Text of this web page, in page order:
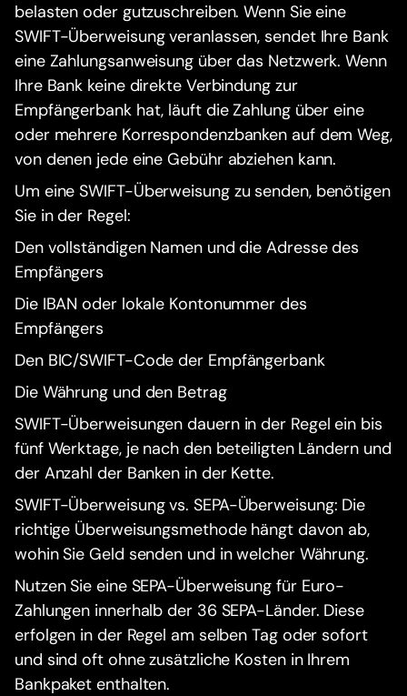
belasten oder gutzuschreiben. Wenn Sie eine
SWIFT-Überweisung veranlassen, sendet Ihre Bank
eine Zahlungsanweisung über das Netzwerk. Wenn
Ihre Bank keine direkte Verbindung zur
Empfängerbank hat, läuft die Zahlung über eine
oder mehrere Korrespondenzbanken auf dem Weg,
von denen jede eine Gebühr abziehen kann.
Um eine SWIFT-Überweisung zu senden, benötigen
Sie in der Regel:
Den vollständigen Namen und die Adresse des
Empfängers
Die IBAN oder lokale Kontonummer des
Empfängers
Den BIC/SWIFT-Code der Empfängerbank
Die Währung und den Betrag
SWIFT-Überweisungen dauern in der Regel ein bis
fünf Werktage, je nach den beteiligten Ländern und
der Anzahl der Banken in der Kette.
SWIFT-Überweisung vs. SEPA-Überweisung: Die
richtige Überweisungsmethode hängt davon ab,
wohin Sie Geld senden und in welcher Währung.
Nutzen Sie eine SEPA-Überweisung für Euro-
Zahlungen innerhalb der 36 SEPA-Länder. Diese
erfolgen in der Regel am selben Tag oder sofort
und sind oft ohne zusätzliche Kosten in Ihrem
Bankpaket enthalten.